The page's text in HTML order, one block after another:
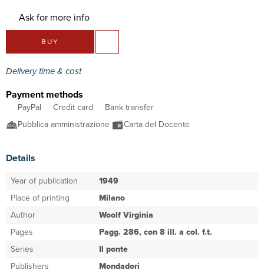
Ask for more info
BUY
Delivery time & cost
Payment methods
PayPal Credit card
Bank transfer
Pubblica amministrazione
Carta del Docente
Details
Year of publication
1949
Place of printing
Milano
Author
Woolf Virginia
Pages
Pagg. 286, con 8 ill. a col. f.t.
Series
Il ponte
Publishers
Mondadori